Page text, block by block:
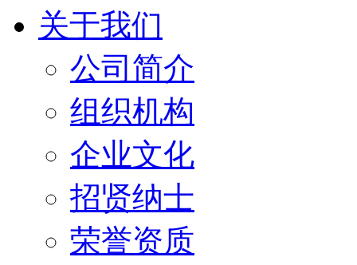
关于我们
公司简介
组织机构
企业文化
招贤纳士
荣誉资质